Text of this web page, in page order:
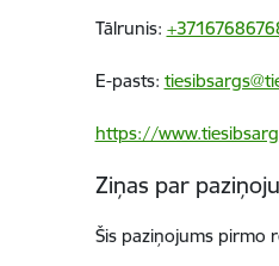
Tālrunis:
E-pasts:
https://
Ziņas par
Šis paziņojums pirmo